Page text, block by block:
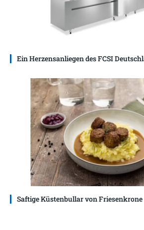
Ein Herzensanliegen des FCSI
Saftige Küstenbullar von Friesenkrone